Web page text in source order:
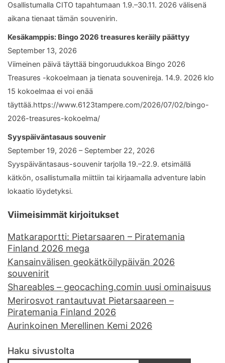
Osallistumalla CITO tapahtumaan 1.9.–30.11. 2026 välisenä
aikana tienaat tämän souvenirin.
Kesäkamppis: Bingo 2026 treasures keräily päättyy
September 13, 2026
Viimeinen päivä täyttää bingoruudukkoa Bingo 2026
Treasures -kokoelmaan ja tienata souvenireja. 14.9. 2026 klo
15 kokoelmaa ei voi enää
täyttää.https://www.6123tampere.com/2026/07/02/bingo-
2026-treasures-kokoelma/
Syyspäiväntasaus souvenir
September 19, 2026 – September 22, 2026
Syyspäiväntasaus-souvenir tarjolla 19.–22.9. etsimällä
kätkön, osallistumalla miittiin tai kirjaamalla adventure labin
lokaatio löydetyksi.
Viimeisimmät kirjoitukset
Matkaraportti: Pietarsaaren – Piratemania
Finland 2026 mega
Kansainvälisen geokätköilypäivän 2026
souvenirit
Shareables – geocaching.comin uusi ominaisuus
Merirosvot rantautuvat Pietarsaareen –
Piratemania Finland 2026
Aurinkoinen Merellinen Kemi 2026
Haku sivustolta